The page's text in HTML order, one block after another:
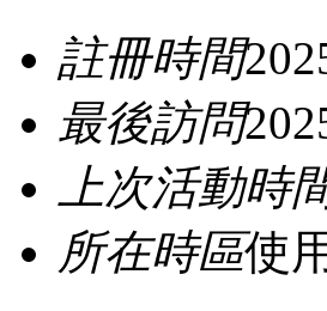
註冊時間
最後訪問
上次活動時
所在時區使